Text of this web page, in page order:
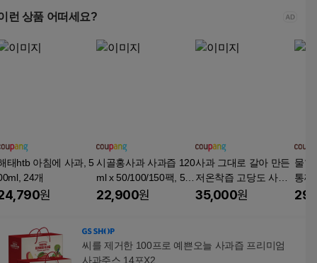
런 상품 어떠세요?
태htb 아침에 사과, 5
24개
원
시골홍사과 사과즙 120
ml x 50/100/150팩, 50
개, 120ml
22,900원
사과 그대로 갈아 만든
저온착즙 고당도 사과
즙 사과주스, 50개, 110
35,000원
물한
통째
비책
씨를 제거한 100프로 예쁜오늘 사과즙 프리미엄
사과주스 14포X2